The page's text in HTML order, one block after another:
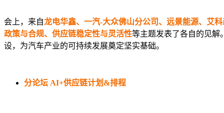
会上，来自龙电华鑫、一汽-大众佛山分公司、远景能源、艾
政策与合规、供应链稳定性与灵活性等主题发表了各自的见解
设，为汽车产业的可持续发展奠定坚实基础。
分论坛 AI+供应链计划&排程